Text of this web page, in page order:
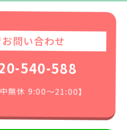
問い合わせ
540-588
無休 9:00〜21:00】